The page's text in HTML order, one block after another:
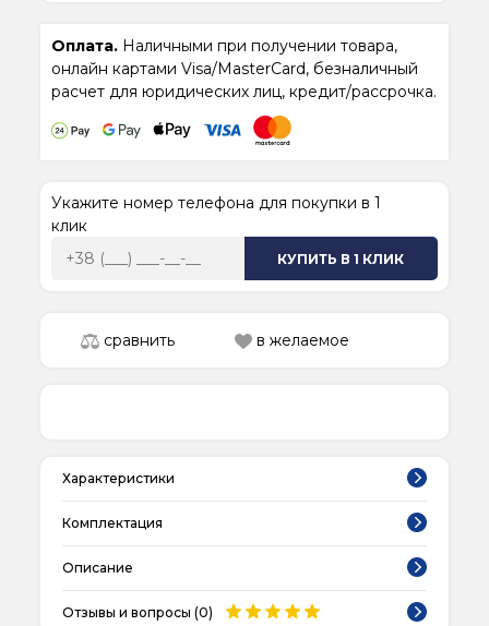
Оплата. Наличными при получении товара,
онлайн картами Visa/MasterCard, безналичный
расчет для юридических лиц, кредит/рассрочка.
Укажите номер телефона для покупки в 1
клик
КУПИТЬ В 1 КЛИК
сравнить в желаемое
Характеристики
Комплектация
Описание
Отзывы и вопросы (0)